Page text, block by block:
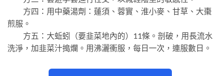
方四：用中藥湯劑：蓮須、蓉實、淮小麥、甘草、大棗
煎服。
方五：大蚯蚓（要韭菜地內的）11條。剖破，用長流水
洗淨，加韭菜汁搗爛。用沸灑衝服，每日一次，連服數日。